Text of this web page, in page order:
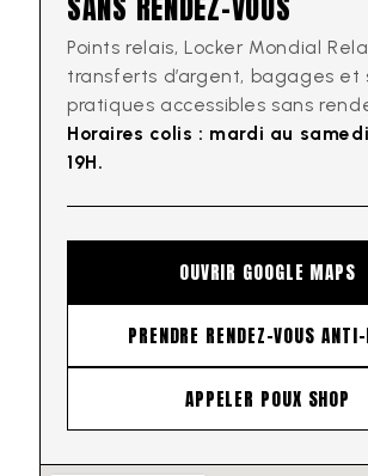
Points relais, Locker Mondial
transferts d’argent, bagages et
pratiques accessibles sans
Horaires colis : mardi au
19H.
OUVRIR GOOGLE MAPS
PRENDRE RENDEZ-VOUS
APPELER POUX SHOP